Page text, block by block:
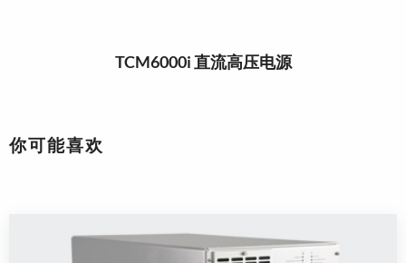
TCM6000i 直流高压电源
你可能喜欢